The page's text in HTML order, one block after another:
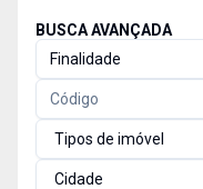
BUSCA AVANÇADA
Finalidade
Tipos de imóvel
Cidade